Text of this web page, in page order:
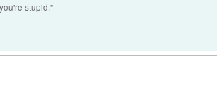
stupid."